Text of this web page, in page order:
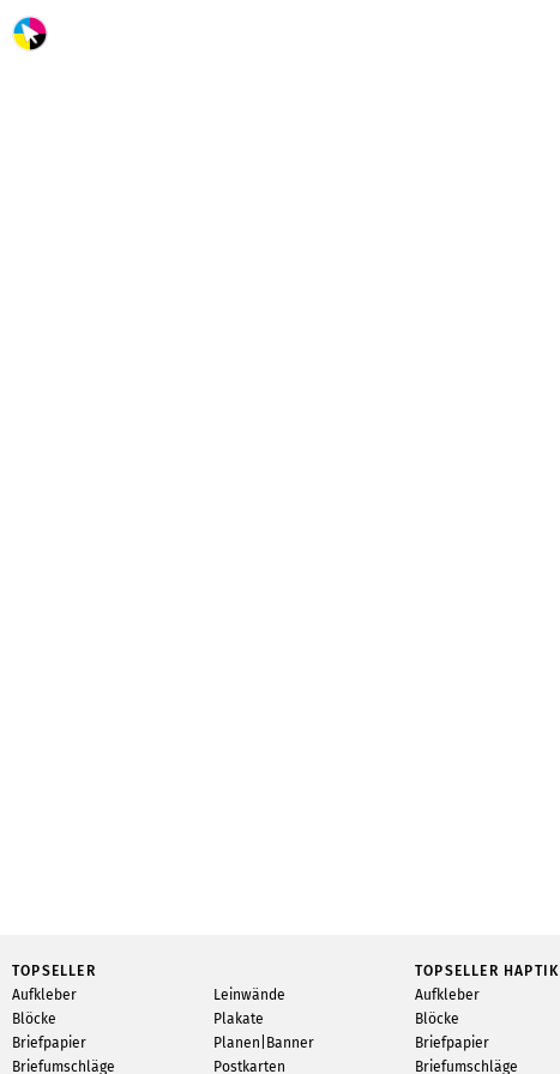
TOPSELLER
Aufkleber
Blöcke
Briefpapier
Briefumschläge
Leinwände
Plakate
Planen|Banner
Postkarten
TOPSELLER HAPTIK
Aufkleber
Blöcke
Briefpapier
Briefumschläge